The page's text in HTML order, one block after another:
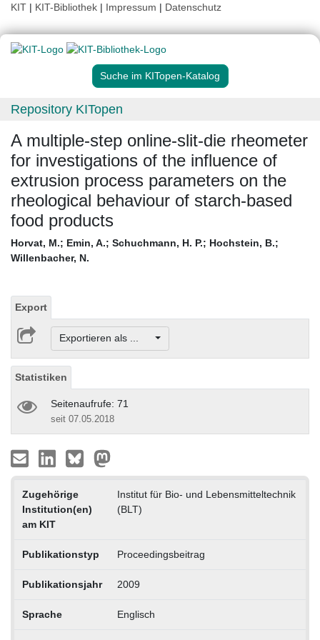
KIT | KIT-Bibliothek | Impressum | Datenschutz
Suche im KITopen-Katalog
Repository KITopen
A multiple-step online-slit-die rheometer
for investigations of the influence of
extrusion process parameters on the
rheological behaviour of starch-based
food products
Horvat, M.; Emin, A.; Schuchmann, H. P.; Hochstein, B.;
Willenbacher, N.
Export
Exportieren als ...
Statistiken
Seitenaufrufe: 71
seit 07.05.2018
Zugehörige
Institution(en)
am KIT
Institut für Bio- und Lebensmitteltechnik
(BLT)
Publikationstyp Proceedingsbeitrag
Publikationsjahr 2009
Sprache Englisch